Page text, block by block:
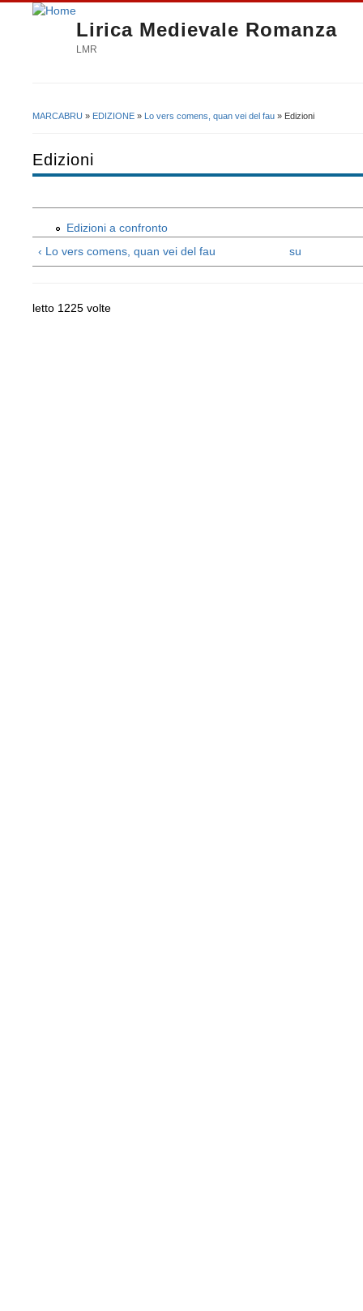
Lirica Medievale Romanza
LMR
MARCABRU » EDIZIONE » Lo vers comens, quan vei del fau » Edizioni
Edizioni
Edizioni a confronto
‹ Lo vers comens, quan vei del fau
su
letto 1225 volte